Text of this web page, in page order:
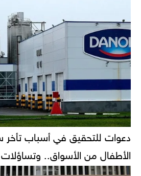
دعوات للتحقيق في أسباب
الأطفال من الأسواق..